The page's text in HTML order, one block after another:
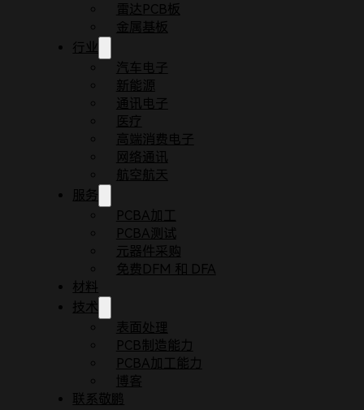
雷达PCB板
金属基板
行业
汽车电子
新能源
通讯电子
医疗
高端消费电子
网络通讯
航空航天
服务
PCBA加工
PCBA测试
元器件采购
免费DFM 和 DFA
材料
技术
表面处理
PCB制造能力
PCBA加工能力
博客
联系敬鹏
博客
随着无线通信和宽带网络的发展，高频电路板不
中，元器件与基板相互作用，因此高频电路板的设
高频线路板
我们高频电路板厂家也更多的是涉及到设计相关
高频电路板。
从本期开始，我们将介绍一些人们经常接触到的